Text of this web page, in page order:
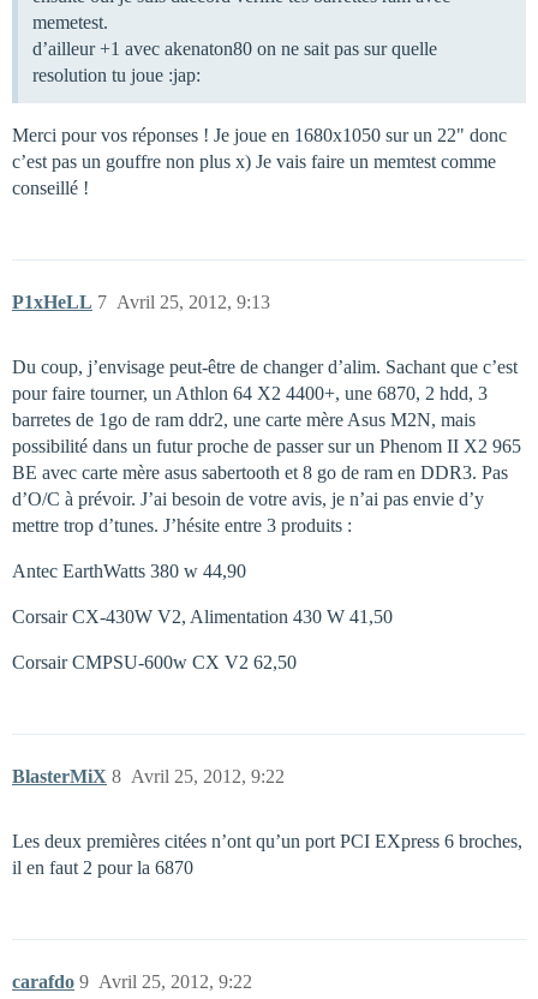
memetest.
d’ailleur +1 avec akenaton80 on ne sait pas sur quelle
resolution tu joue :jap:
Merci pour vos réponses ! Je joue en 1680x1050 sur un 22" donc
c’est pas un gouffre non plus x) Je vais faire un memtest comme
conseillé !
P1xHeLL Avril 25, 2012, 9:13
7
Du coup, j’envisage peut-être de changer d’alim. Sachant que c’est
pour faire tourner, un Athlon 64 X2 4400+, une 6870, 2 hdd, 3
barretes de 1go de ram ddr2, une carte mère Asus M2N, mais
possibilité dans un futur proche de passer sur un Phenom II X2 965
BE avec carte mère asus sabertooth et 8 go de ram en DDR3. Pas
d’O/C à prévoir. J’ai besoin de votre avis, je n’ai pas envie d’y
mettre trop d’tunes. J’hésite entre 3 produits :
Antec EarthWatts 380 w 44,90 
Corsair CX-430W V2, Alimentation 430 W 41,50 
Corsair CMPSU-600w CX V2 62,50 
BlasterMiX Avril 25, 2012, 9:22
8
Les deux premières citées n’ont qu’un port PCI EXpress 6 broches,
il en faut 2 pour la 6870
carafdo Avril 25, 2012, 9:22
9